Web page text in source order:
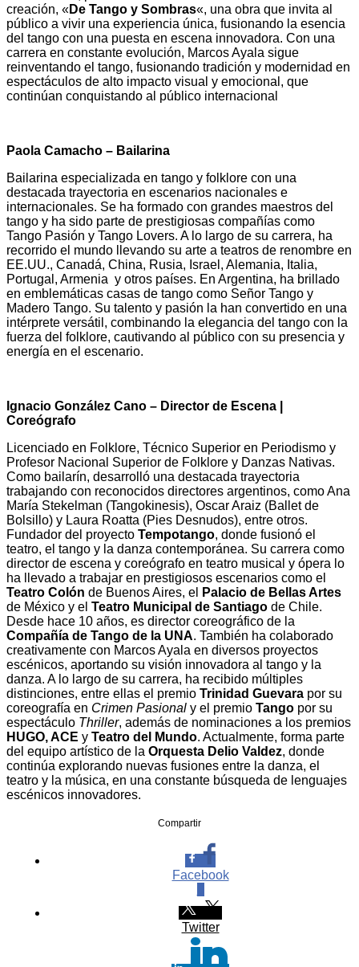
creación, «De Tango y Sombras«, una obra que invita al
público a vivir una experiencia única, fusionando la esencia
del tango con una puesta en escena innovadora. Con una
carrera en constante evolución, Marcos Ayala sigue
reinventando el tango, fusionando tradición y modernidad en
espectáculos de alto impacto visual y emocional, que
continúan conquistando al público internacional
Paola Camacho – Bailarina
Bailarina especializada en tango y folklore con una
destacada trayectoria en escenarios nacionales e
internacionales. Se ha formado con grandes maestros del
tango y ha sido parte de prestigiosas compañías como
Tango Pasión y Tango Lovers. A lo largo de su carrera, ha
recorrido el mundo llevando su arte a teatros de renombre en
EE.UU., Canadá, China, Rusia, Israel, Alemania, Italia,
Portugal, Armenia y otros países. En Argentina, ha brillado
en emblemáticas casas de tango como Señor Tango y
Madero Tango. Su talento y pasión la han convertido en una
intérprete versátil, combinando la elegancia del tango con la
fuerza del folklore, cautivando al público con su presencia y
energía en el escenario.
Ignacio González Cano – Director de Escena |
Coreógrafo
Licenciado en Folklore, Técnico Superior en Periodismo y
Profesor Nacional Superior de Folklore y Danzas Nativas.
Como bailarín, desarrolló una destacada trayectoria
trabajando con reconocidos directores argentinos, como Ana
María Stekelman (Tangokinesis), Oscar Araiz (Ballet de
Bolsillo) y Laura Roatta (Pies Desnudos), entre otros.
Fundador del proyecto Tempotango, donde fusionó el
teatro, el tango y la danza contemporánea. Su carrera como
director de escena y coreógrafo en teatro musical y ópera lo
ha llevado a trabajar en prestigiosos escenarios como el
Teatro Colón de Buenos Aires, el
Palacio de Bellas Artes
de México y el Teatro Municipal de Santiago de Chile.
Desde hace 10 años, es director coreográfico de la
Compañía de Tango de la UNA. También ha colaborado
creativamente con Marcos Ayala en diversos proyectos
escénicos, aportando su visión innovadora al tango y la
danza. A lo largo de su carrera, ha recibido múltiples
distinciones, entre ellas el premio Trinidad Guevara por su
coreografía en Crimen Pasional y el premio Tango por su
espectáculo Thriller, además de nominaciones a los premios
HUGO, ACE y Teatro del Mundo. Actualmente, forma parte
del equipo artístico de la Orquesta Delio Valdez, donde
continúa explorando nuevas fusiones entre la danza, el
teatro y la música, en una constante búsqueda de lenguajes
escénicos innovadores.
Compartir
Facebook
Twitter